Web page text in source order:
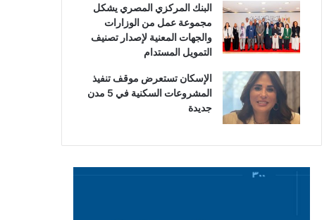
البنك المركزي المصري يشكل
مجموعة عمل من الوزارات
والجهات المعنية لإصدار تصنيف
التمويل المستدام
الإسكان تستعرض موقف تنفيذ
المشروعات السكنية في 5 مدن
جديدة